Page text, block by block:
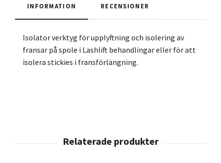
INFORMATION RECENSIONER
Isolator verktyg för upplyftning och isolering av
fransar på spole i Lashlift behandlingar eller för att
isolera stickies i fransförlängning.